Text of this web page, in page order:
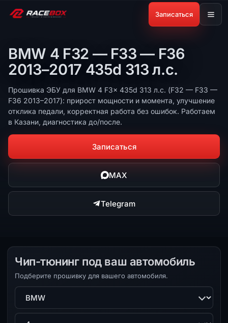
Записаться
BMW 4 F32 — F33 — F36
2013–2017 435d 313 л.с.
Прошивка ЭБУ для BMW 4 F3x 435d 313 л.с. (F32 — F33 —
F36 2013–2017): прирост мощности и момента, улучшение
отклика педали, корректная работа без ошибок. Работаем
в Казани, диагностика до/после.
Записаться
MAX
Telegram
Чип-тюнинг под ваш автомобиль
Подберите прошивку для вашего автомобиля.
Марка
Модель